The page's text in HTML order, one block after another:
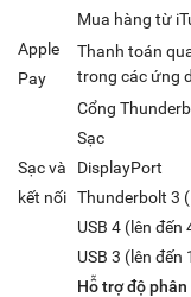
Mua hàng từ
Apple
Pay
Thanh toán
trong các ứng
Sạc và
kết nối
Cổng
Sạc
DisplayPort
Thunderbolt 3
USB 4 (lên đến
USB 3 (lên đến
Hỗ trợ độ